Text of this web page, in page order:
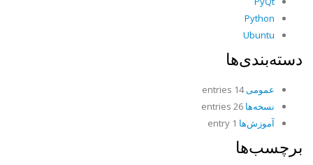
Python
Ubuntu
دسته‌بندی‌ها
عمومی14 entries
نسخه‌ها
آموزش‌ها
برچسب‌ها